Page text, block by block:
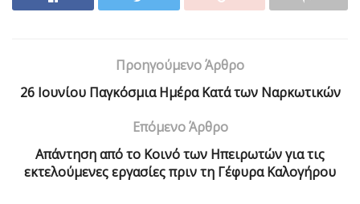
Προηγούμενο Άρθρο
26 Ιουνίου Παγκόσμια Ημέρα Κατά των Ναρκωτικών
Επόμενο Άρθρο
Απάντηση από το Κοινό των Ηπειρωτών για τις
εκτελούμενες εργασίες πριν τη Γέφυρα Καλογήρου